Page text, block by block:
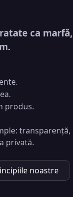
ca marfă,
produs.
transparență,
privată.
noastre